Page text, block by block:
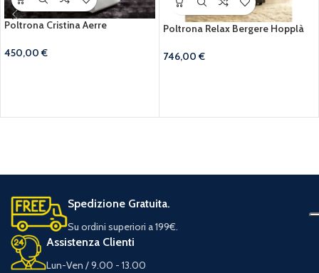
Poltrona Cristina Aerre
450,00€
Poltrona Relax Bergere Hopplà
746,00€
Spedizione Gratuita.
Su ordini superiori a 199€.
Assistenza Clienti
Lun-Ven / 9.00 - 13.00